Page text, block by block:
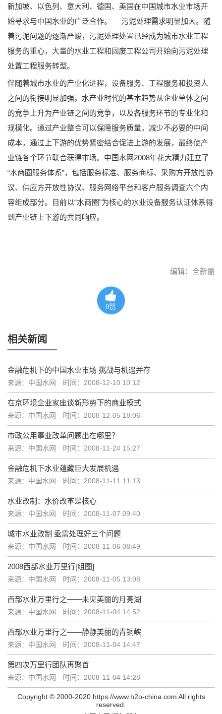
新加坡、以色列、意大利、德国、美国在中国城市水业市场开
始寻求与中国水业的广泛合作。
污泥处理需求明显加大。随
着污泥问题的逐渐严峻，污泥处理处置已经成为城市水业工程
服务的重心，大量的水业工程和固废工程公司开始向污泥处理
处置工程服务转型。
伴随着城市水业的产业化进程，设备服务、工程服务和投资人
之间的衔接明显加强。水产业时代的基本趋势从企业单体之间
的竞争上升为产业链之间的竞争，以及各服务环节的专业化和
规模化。通过产业整合可以保障服务质量，减少不必要的中间
成本，通过上下游的优势紧密结合促进上游的发展，最终使产
业链各个环节联合获得市场。中国水网2008年花大精力建立了
“水商圈服务体系”，包括服务标准、服务商标、采购方开放性协
议、供应方开放性协议、服务网络平台和客户服务调查六个内
容组成部分。目前以“水商圈”为核心的水业设备服务认证体系得
到产业链上下游的共同响应。
编辑：全新丽
0赞
相关新闻
金融危机下的中国水业市场 挑战与机遇并存
来源：中国水网 时间：2008-12-10 10:12
在京环境企业家座谈新形势下的商业模式
来源：中国水网 时间：2008-12-05 18:06
市政公用事业改革问题出在哪里？
来源：中国水网 时间：2008-11-24 15:27
金融危机下水业蕴藏巨大发展机遇
来源：中国水网 时间：2008-11-11 11:13
水业改制：水价改革是核心
来源：中国水网 时间：2008-11-07 09:40
城市水业改制 亟需处理好三个问题
来源：中国水网 时间：2008-11-06 08:49
2008西部水业万里行[组图]
来源：中国水网 时间：2008-11-05 13:08
西部水业万里行之——未见美丽的月亮湖
来源：中国水网 时间：2008-11-04 14:52
西部水业万里行之——静静美丽的青铜峡
来源：中国水网 时间：2008-11-04 14:47
第四次万里行团队再聚首
来源：中国水网 时间：2008-11-04 14:28
Copyright © 2000-2020 https://www.h2o-china.com All rights
reserved.